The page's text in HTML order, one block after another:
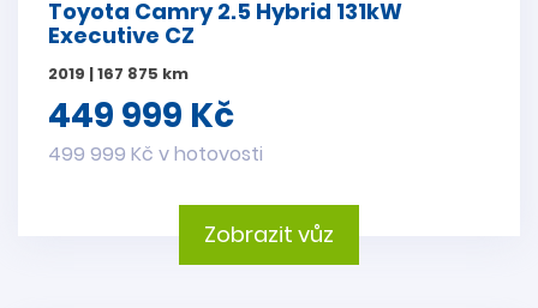
Toyota Camry 2.5 Hybrid 131kW
Executive CZ
2019 | 167 875 km
449 999 Kč
499 999 Kč v hotovosti
Zobrazit vůz